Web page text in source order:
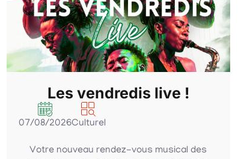
Les vendredis live !
07/08/2026Culturel
Votre nouveau rendez-vous musical des